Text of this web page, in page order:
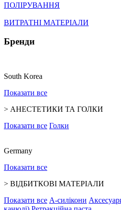
ПОЛІРУВАННЯ
ВИТРАТНІ МАТЕРІАЛИ
Бренди
South Korea
Показати все
> АНЕСТЕТИКИ ТА ГОЛКИ
Показати все Голки
Germany
Показати все
> ВІДБИТКОВІ МАТЕРІАЛИ
Показати все А-силікони